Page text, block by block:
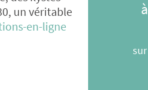
un véritable
en-ligne